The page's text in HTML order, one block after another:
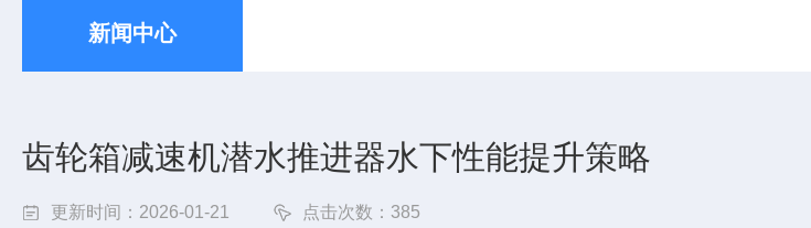
新闻中心
齿轮箱减速机潜水推进器水下性能提升策略
更新时间：2026-01-21 点击次数：385